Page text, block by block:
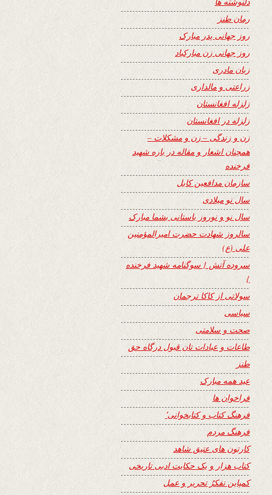
رمان طنز
روز جهانی پدر مبارک
روز جهانی زن مبارکباد
زبان مادری
زراعتی و مالداری
زلزله افغانستان
زلزله در افغانستان
زن و زندگی – زن و مشکلات –
همچنان اشعار و مقاله در باره شهید
فرخنده
سازمان مدافعین کابل
سال نو میلادی
سال نو و نوروز باستانی بشما مبارک
سالروز شهادت حضرت امیرالمؤمنین
علی (ع)
سروده آتش { سوگنامه شهید فرخنده
}
سولاتی از کاکا ترجمان
سیاسی
صحت و سلامتی
طاعات و عبادات تان قبول درگاه حق
طنز
عید همه مبارک
فراخوان ها
فرهنگ کتاب و کتابخوانی٬
فرهنگ مردم
کارتون های عتیق شاهد
کتاب هزار و یک حکایت ادبی تاریخی
کمپاین تفکرُ تحریر و عمل